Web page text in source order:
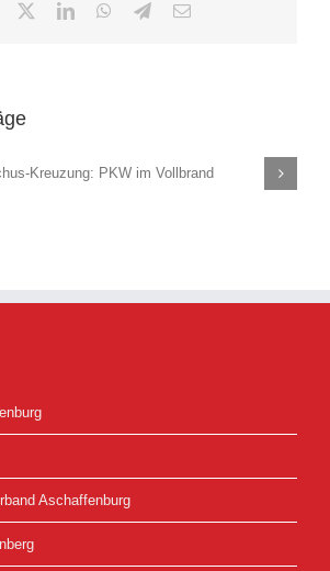
Facebook LinkedInWhatsApp
Telegram
E-
Aschaffenburg